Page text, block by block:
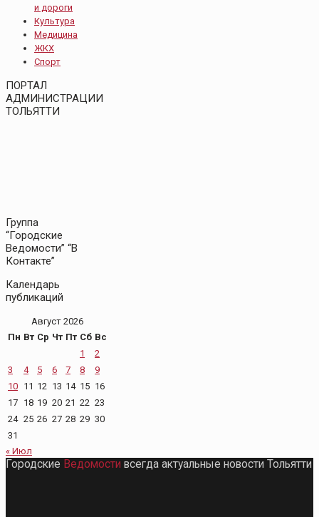
и дороги
Культура
Медицина
ЖКХ
Спорт
ПОРТАЛ
АДМИНИСТРАЦИИ
ТОЛЬЯТТИ
Группа
“Городские
Ведомости” “В
Контакте”
Календарь
публикаций
Август 2026
Пн Вт Ср Чт Пт Сб Вс
1
2
3
4 5 6 7 8
9
10 11 12 13 14 15 16
17 18 19 20 21 22 23
24 25 26 27 28 29 30
31
« Июл
Городские Ведомости всегда актуальные новости Тольятти